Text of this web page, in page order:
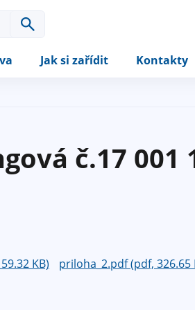
Jak si zařídit Kontakty
č.17 001
KB)
priloha_2.pdf (pdf, 326.65